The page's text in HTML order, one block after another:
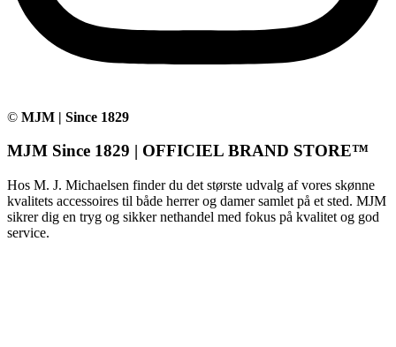
© MJM | Since 1829
MJM Since 1829 | OFFICIEL BRAND STORE™
Hos M. J. Michaelsen finder du det største udvalg af vores skønne
kvalitets accessoires til både herrer og damer samlet på et sted. MJM
sikrer dig en tryg og sikker nethandel med fokus på kvalitet og god
service.